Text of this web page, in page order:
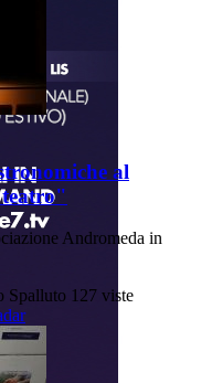
al
Andromeda in
Spalluto 127 viste